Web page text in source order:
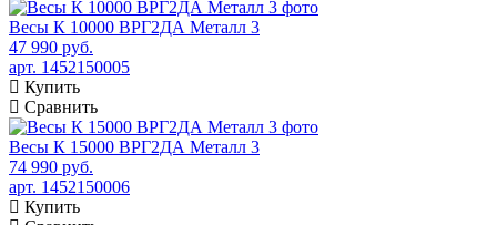
Весы К 10000 ВРГ2ДА Металл 3
47 990 руб.
арт. 1452150005
Купить
Сравнить
Весы К 15000 ВРГ2ДА Металл 3
74 990 руб.
арт. 1452150006
Купить